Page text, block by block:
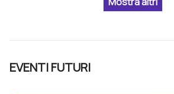
EVENTI FUTURI